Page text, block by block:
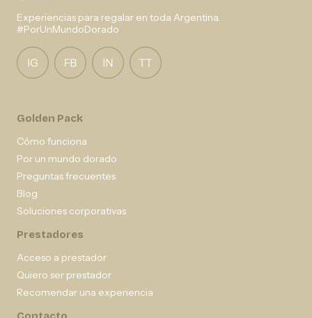
Experiencias para regalar en toda Argentina.
#PorUnMundoDorado
Golden Pack
Cómo funciona
Por un mundo dorado
Preguntas frecuentes
Blog
Soluciones corporativas
Prestadores
Acceso a prestador
Quiero ser prestador
Recomendar una experiencia